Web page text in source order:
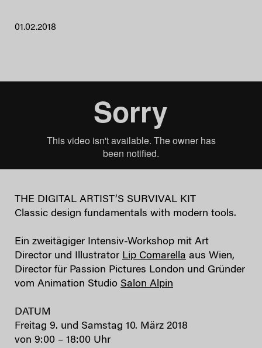
01.02.2018
THE DIGITAL ARTIST’S SURVIVAL KIT
Classic design fundamentals with modern tools.
Ein zweitägiger Intensiv-Workshop mit Art
Director und Illustrator Lip Comarella aus Wien,
Director für Passion Pictures London und Gründer
vom Animation Studio Salon Alpin
DATUM
Freitag 9. und Samstag 10. März 2018
von 9:00 – 18:00 Uhr